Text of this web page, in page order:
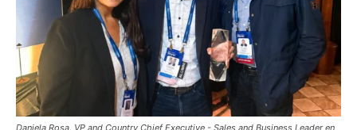
Daniela Rosa, VP and Country Chief Executive - Sales and Business Leader en